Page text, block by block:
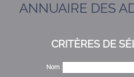
Les sources de revenus de l’immeuble en
ANNUAIRE DES
CRITÈRES DE
Nom :